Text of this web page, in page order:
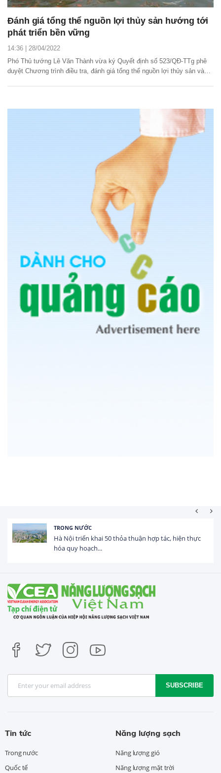
Đánh giá tổng thể nguồn lợi thủy sản hướng tới
phát triển bền vững
14:36 | 28/04/2022
Phó Thủ tướng Lê Văn Thành vừa ký Quyết định số 523/QĐ-TTg phê
duyệt Chương trình điều tra, đánh giá tổng thể nguồn lợi thủy sản và
TRONG NƯỚC
Hà Nội triển khai 50 thỏa thuận hợp tác, hiện thực
hóa quy hoạch...
SUBSCRIBE
Tin tức
Trong nước
Quốc tế
Năng lượng sạch
Năng lượng gió
Năng lượng mặt trời